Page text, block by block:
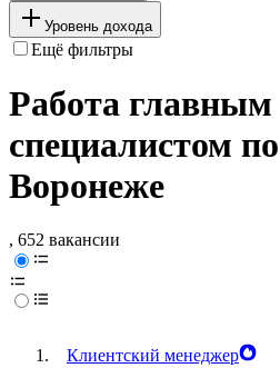
Уровень дохода
Ещё фильтры
Работа главным
специалистом
Воронеже
, 652 вакансии
Клиентский менеджер